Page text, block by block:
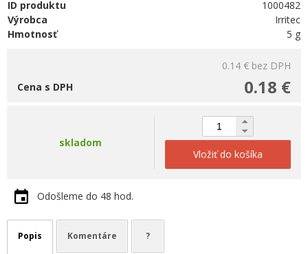
ID produktu
1000482
Výrobca
Irritec
Hmotnosť
5 g
0.14 € bez DPH
0.18 €
Cena s DPH
skladom
Vložiť do košíka
Odošleme do 48 hod.
Popis Komentáre ?